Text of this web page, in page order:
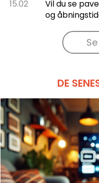
15.02
Vil du se
og
DE